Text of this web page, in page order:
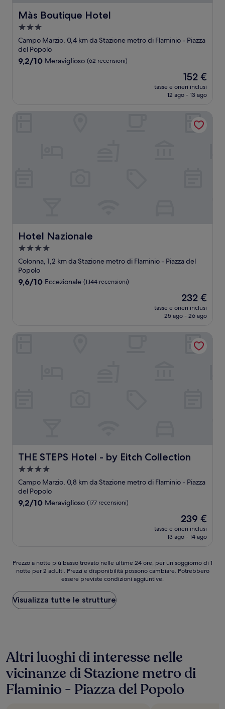
Màs Boutique Hotel
Màs Boutique Hotel
Struttura
a
3.0
stelle
Campo Marzio, 0,4 km da Stazione metro di Flaminio - Piazza
del Popolo
9.2
9,2/10 Meraviglioso (62 recensioni)
Il
prezzo
attuale
152 €
152 €
tasse e oneri inclusi
12 ago - 13 ago
Hotel Nazionale
Hotel Nazionale
Struttura
a
4.0
stelle
Colonna, 1,2 km da Stazione metro di Flaminio - Piazza del
Popolo
9.6
9,6/10 Eccezionale (1.144 recensioni)
Il
prezzo
attuale
232 €
232 €
tasse e oneri inclusi
25 ago - 26 ago
THE STEPS Hotel - by Eitch Collection
THE STEPS Hotel - by Eitch Collection
Struttura
a
4.0
stelle
Campo Marzio, 0,8 km da Stazione metro di Flaminio - Piazza
del Popolo
9.2
9,2/10 Meraviglioso (177 recensioni)
Il
prezzo
attuale
239 €
tasse e oneri inclusi
13 ago - 14 ago
Prezzo
più
basso
trovato
per
un
soggiorno
di
1
Prezzo a notte più basso trovato nelle ultime 24 ore, per un soggiorno di 1
notte per 2 adulti. Prezzi e disponibilità possono cambiare. Potrebbero
essere previste condizioni aggiuntive.
Visualizza tutte le strutture
Altri luoghi di interesse nelle
vicinanze di Stazione metro di
Flaminio - Piazza del Popolo